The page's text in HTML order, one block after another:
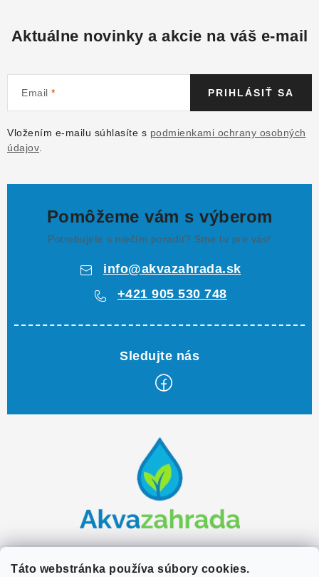
Táto webstránka používa súbory cookies.
Aktuálne novinky a akcie na váš e-mail
Email
Vložením e-mailu súhlasíte s podmienkami ochrany osobných
údajov
PRIHLÁSIŤ SA
Pomôžeme vám s výberom
Potrebujete s niečím poradiť? Sme tu pre vás!
info@akvazahrada.sk
+421 905 530 748
e
Zákaznícky servis